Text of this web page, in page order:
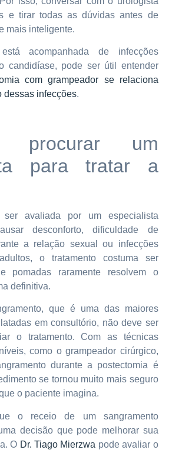
e tirar todas as dúvidas antes de
mais inteligente.
acompanhada de infecções
candidíase, pode ser útil entender
com grampeador se relaciona
dessas infecções.
procurar um
para tratar a
avaliada por um especialista
desconforto, dificuldade de
a relação sexual ou infecções
o tratamento costuma ser
pomadas raramente resolvem o
definitiva.
que é uma das maiores
em consultório, não deve ser
o tratamento. Com as técnicas
como o grampeador cirúrgico,
durante a postectomia é
se tornou muito mais seguro
o paciente imagina.
o receio de um sangramento
decisão que pode melhorar sua
O Dr. Tiago Mierzwa pode avaliar o